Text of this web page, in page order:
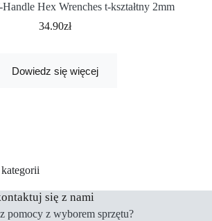
Hex Wrenches t-kształtny 2mm
34.90zł
Dowiedz się więcej
się z nami
pomocy z wyborem sprzętu?